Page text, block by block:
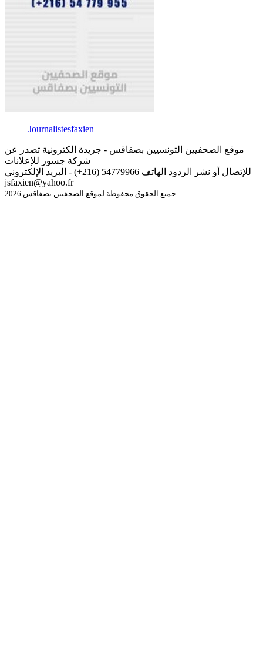
Journalistesfaxien
موقع الصحفيين التونسيين بصفاقس - جريدة الكترونية تصدر عن
شركة جسور للإعلانات
للإتصال أو نشر الردود الهاتف 54779966 (216+) - البريد الإلكتروني
jsfaxien@yahoo.fr
جميع الحقوق محفوظة لموقع الصحفيين بصفاقس 2026